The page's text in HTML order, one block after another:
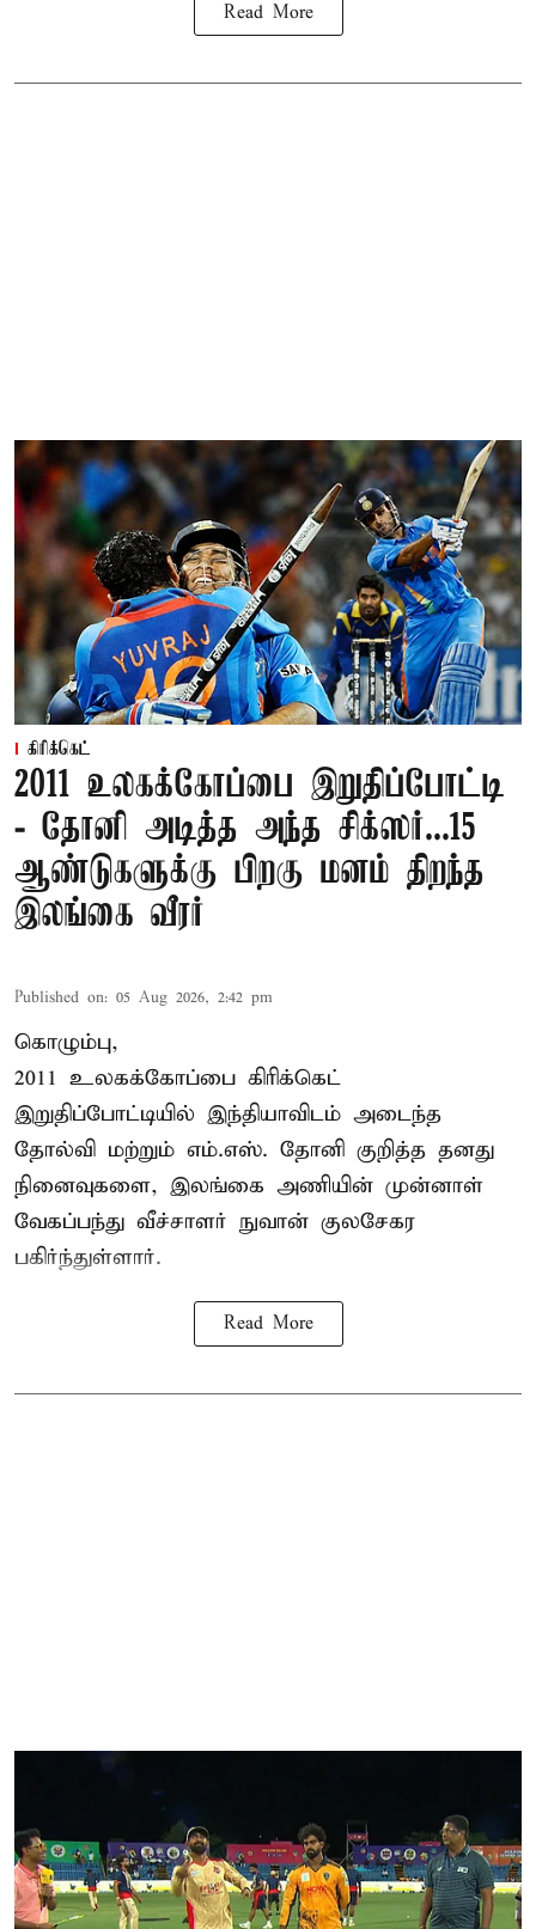
Read More
கிரிக்கெட்
2011 உலகக்கோப்பை இறுதிப்போட்டி
- தோனி அடித்த அந்த சிக்ஸர்...15
ஆண்டுகளுக்கு பிறகு மனம் திறந்த
இலங்கை வீரர்
Published on: 05 Aug 2026, 2:42 pm
கொழும்பு,
2011 உலகக்கோப்பை கிரிக்கெட்
இறுதிப்போட்டியில் இந்தியாவிடம் அடைந்த
தோல்வி மற்றும் எம்.எஸ். தோனி குறித்த தனது
நினைவுகளை, இலங்கை அணியின் முன்னாள்
வேகப்பந்து வீச்சாளர் நுவான் குலசேகர
பகிர்ந்துள்ளார்.
Read More